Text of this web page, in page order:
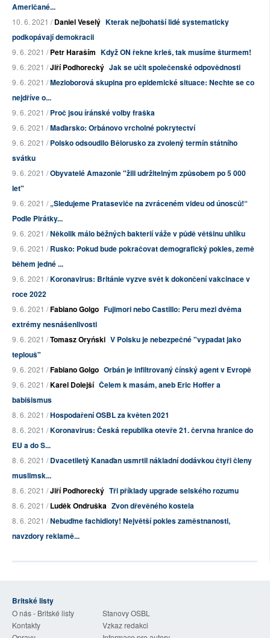
Američané...
10. 6. 2021 /Daniel Veselý Kterak nejbohatší lidé systematicky
podkopávají demokracii
9. 6. 2021 /Petr Haraším Když ON řekne krleš, tak musíme šturmem!
9. 6. 2021 /Jiří Podhorecký Jak se učit společenské odpovědnosti
9. 6. 2021 /Mezioborová skupina pro epidemické situace: Nechte se co
nejdříve o...
9. 6. 2021 /Proč jsou íránské volby fraška
9. 6. 2021 /Maďarsko: Orbánovo vrcholné pokrytectví
9. 6. 2021 /Polsko odsoudilo Bělorusko za zvolený termín státního
svátku
9. 6. 2021 /Obyvatelé Amazonie "žili udržitelným způsobem po 5 000
let"
9. 6. 2021 /„Sledujeme Prataseviče na zvráceném videu od únosců!“
Podle Pirátky...
9. 6. 2021 /Několik málo běžných bakterií váže v půdě většinu uhlíku
9. 6. 2021 /Rusko: Pokud bude pokračovat demografický pokles, země
během jedné ...
9. 6. 2021 /Koronavirus: Británie vyzve svět k dokončení vakcinace v
roce 2022
9. 6. 2021 /Fabiano Golgo Fujimori nebo Castillo: Peru mezi dvěma
extrémy nesnášenlivosti
9. 6. 2021 /Tomasz Oryński V Polsku je nebezpečné "vypadat jako
teplouš"
9. 6. 2021 /Fabiano Golgo Orbán je infiltrovaný čínský agent v Evropě
9. 6. 2021 /Karel Dolejší Čelem k masám, aneb Eric Hoffer a
babišismus
8. 6. 2021 /Hospodaření OSBL za květen 2021
8. 6. 2021 /Koronavirus: Česká republika otevře 21. června hranice do
EU a do S...
8. 6. 2021 /Dvacetiletý Kanaďan usmrtil nákladní dodávkou čtyři členy
muslimsk...
8. 6. 2021 /Jiří Podhorecký Tři příklady upgrade selského rozumu
8. 6. 2021 /Luděk Ondruška Zvon dřevěného kostela
8. 6. 2021 /Nebuďme fachidioty! Největší pokles zaměstnanosti,
navzdory reklamě...
Britské listy
O nás - Britské listy
Stanovy OSBL
Kontakty
Vzkaz redakci